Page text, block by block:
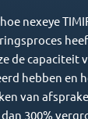
nexeye
de capaciteit
hebben en
van
dan 300%